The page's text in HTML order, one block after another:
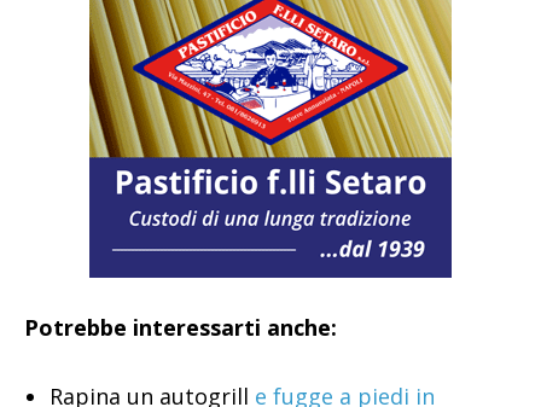
Potrebbe interessarti anche:
Rapina un autogrill e fugge a piedi in